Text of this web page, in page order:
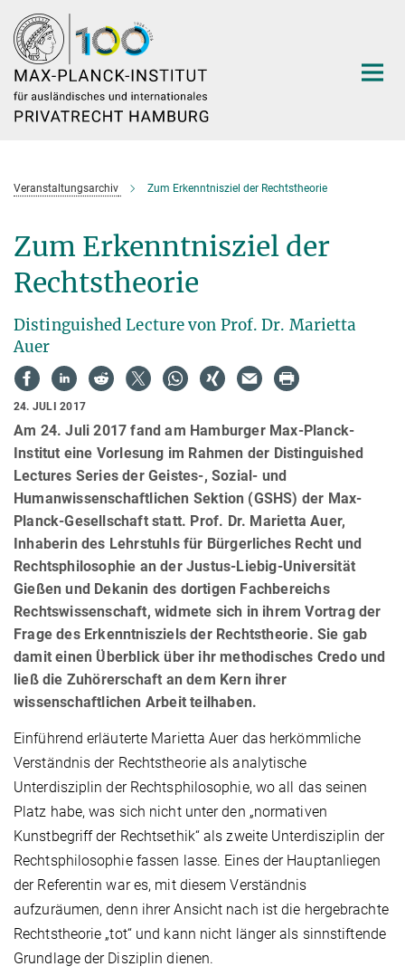
Hauptinhalt
Veranstaltungsarchiv Zum Erkenntnisziel der Rechtstheorie
Zum Erkenntnisziel der
Rechtstheorie
Distinguished Lecture von Prof. Dr. Marietta
Auer
24. JULI 2017
Am 24. Juli 2017 fand am Hamburger Max-Planck-
Institut eine Vorlesung im Rahmen der Distinguished
Lectures Series der Geistes-, Sozial- und
Humanwissenschaftlichen Sektion (GSHS) der Max-
Planck-Gesellschaft statt. Prof. Dr. Marietta Auer,
Inhaberin des Lehrstuhls für Bürgerliches Recht und
Rechtsphilosophie an der Justus-Liebig-Universität
Gießen und Dekanin des dortigen Fachbereichs
Rechtswissenschaft, widmete sich in ihrem Vortrag der
Frage des Erkenntnisziels der Rechtstheorie. Sie gab
damit einen Überblick über ihr methodisches Credo und
ließ die Zuhörerschaft an dem Kern ihrer
wissenschaftlichen Arbeit teilhaben.
Einführend erläuterte Marietta Auer das herkömmliche
Verständnis der Rechtstheorie als analytische
Unterdisziplin der Rechtsphilosophie, wo all das seinen
Platz habe, was sich nicht unter den „normativen
Kunstbegriff der Rechtsethik“ als zweite Unterdisziplin der
Rechtsphilosophie fassen lasse. Eines der Hauptanliegen
der Referentin war es, mit diesem Verständnis
aufzuräumen, denn ihrer Ansicht nach ist die hergebrachte
Rechtstheorie „tot“ und kann nicht länger als sinnstiftende
Grundlage der Disziplin dienen.